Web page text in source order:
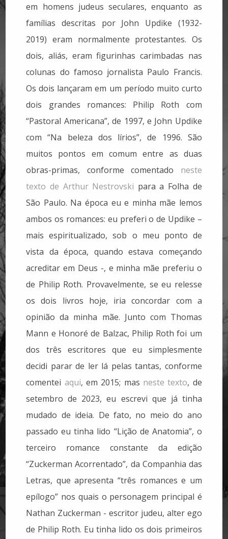
em homens judeus seculares, enquanto as
famílias descritas por John Updike (1932-
2019) eram normalmente protestantes. Os
dois, aliás, eram figurinhas carimbadas nas
colunas do famoso jornalista Paulo Francis.
Os dois lançaram em um período muito curto
dois grandes romances: Philip Roth com
“Pastoral Americana”, de 1997, e John Updike
com “Na beleza dos lírios”, de 1996. São
muitos pontos em comum entre as duas
obras-primas, conforme comentado neste
texto de Arthur Nestrovski para a Folha de
São Paulo. Na época eu e minha mãe lemos
ambos os romances: eu preferi o de Updike –
mais espiritualizado, sob o meu ponto de
vista da época, quando estava começando
acreditar em Deus -, e minha mãe preferiu o
de Philip Roth. Provavelmente, se eu relesse
os dois livros hoje, iria concordar com a
opinião da minha mãe. Junto com Thomas
Mann e Honoré de Balzac, Philip Roth foi um
dos três escritores que eu simplesmente
decidi parar de ler lá pelas tantas, conforme
comentei aqui, em 2015; mas neste texto, de
setembro de 2023, eu escrevi que já tinha
mudado de ideia. De fato, no meio do ano
passado eu tinha lido “Lição de Anatomia”, o
terceiro romance constante da edição
“Zuckerman Acorrentado”, da Companhia das
Letras, que apresenta “três romances e um
epílogo” nos quais o personagem principal é
Nathan Zuckerman - escritor judeu, alter ego
de Philip Roth. Eu tinha lido os dois primeiros